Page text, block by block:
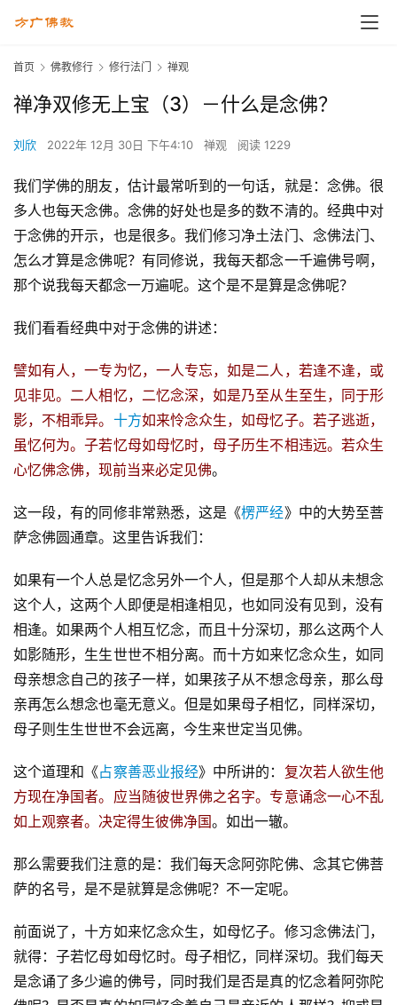
首页 佛教修行 修行法门 禅观
禅净双修无上宝（3）－什么是念佛？
刘欣 2022年 12月 30日 下午4:10 禅观 阅读 1229
我们学佛的朋友，估计最常听到的一句话，就是：念佛。很
多人也每天念佛。念佛的好处也是多的数不清的。经典中对
于念佛的开示，也是很多。我们修习净土法门、念佛法门、
怎么才算是念佛呢？有同修说，我每天都念一千遍佛号啊，
那个说我每天都念一万遍呢。这个是不是算是念佛呢？
我们看看经典中对于念佛的讲述：
譬如有人，一专为忆，一人专忘，如是二人，若逢不逢，或
见非见。二人相忆，二忆念深，如是乃至从生至生，同于形
影，不相乖异。 十方如来怜念众生，如母忆子。若子逃逝，
虽忆何为。子若忆母如母忆时，母子历生不相违远。若众生
心忆佛念佛，现前当来必定见佛。
这一段，有的同修非常熟悉，这是《楞严经》中的大势至菩
萨念佛圆通章。这里告诉我们：
如果有一个人总是忆念另外一个人，但是那个人却从未想念
这个人，这两个人即便是相逢相见，也如同没有见到，没有
相逢。如果两个人相互忆念，而且十分深切，那么这两个人
如影随形，生生世世不相分离。而十方如来忆念众生，如同
母亲想念自己的孩子一样，如果孩子从不想念母亲，那么母
亲再怎么想念也毫无意义。但是如果母子相忆，同样深切，
母子则生生世世不会远离，今生来世定当见佛。
这个道理和《占察善恶业报经》中所讲的： 复次若人欲生他
方现在净国者。应当随彼世界佛之名字。专意诵念一心不乱
如上观察者。决定得生彼佛净国。如出一辙。
那么需要我们注意的是：我们每天念阿弥陀佛、念其它佛菩
萨的名号，是不是就算是念佛呢？不一定呢。
前面说了，十方如来忆念众生，如母忆子。修习念佛法门，
就得：子若忆母如母忆时。母子相忆，同样深切。我们每天
是念诵了多少遍的佛号，同时我们是否是真的忆念着阿弥陀